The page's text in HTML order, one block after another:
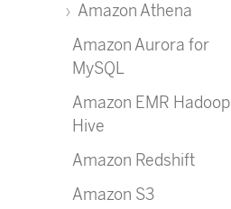
Amazon Athena
Amazon Aurora for
MySQL
Amazon EMR Hadoop
Hive
Amazon Redshift
Amazon S3